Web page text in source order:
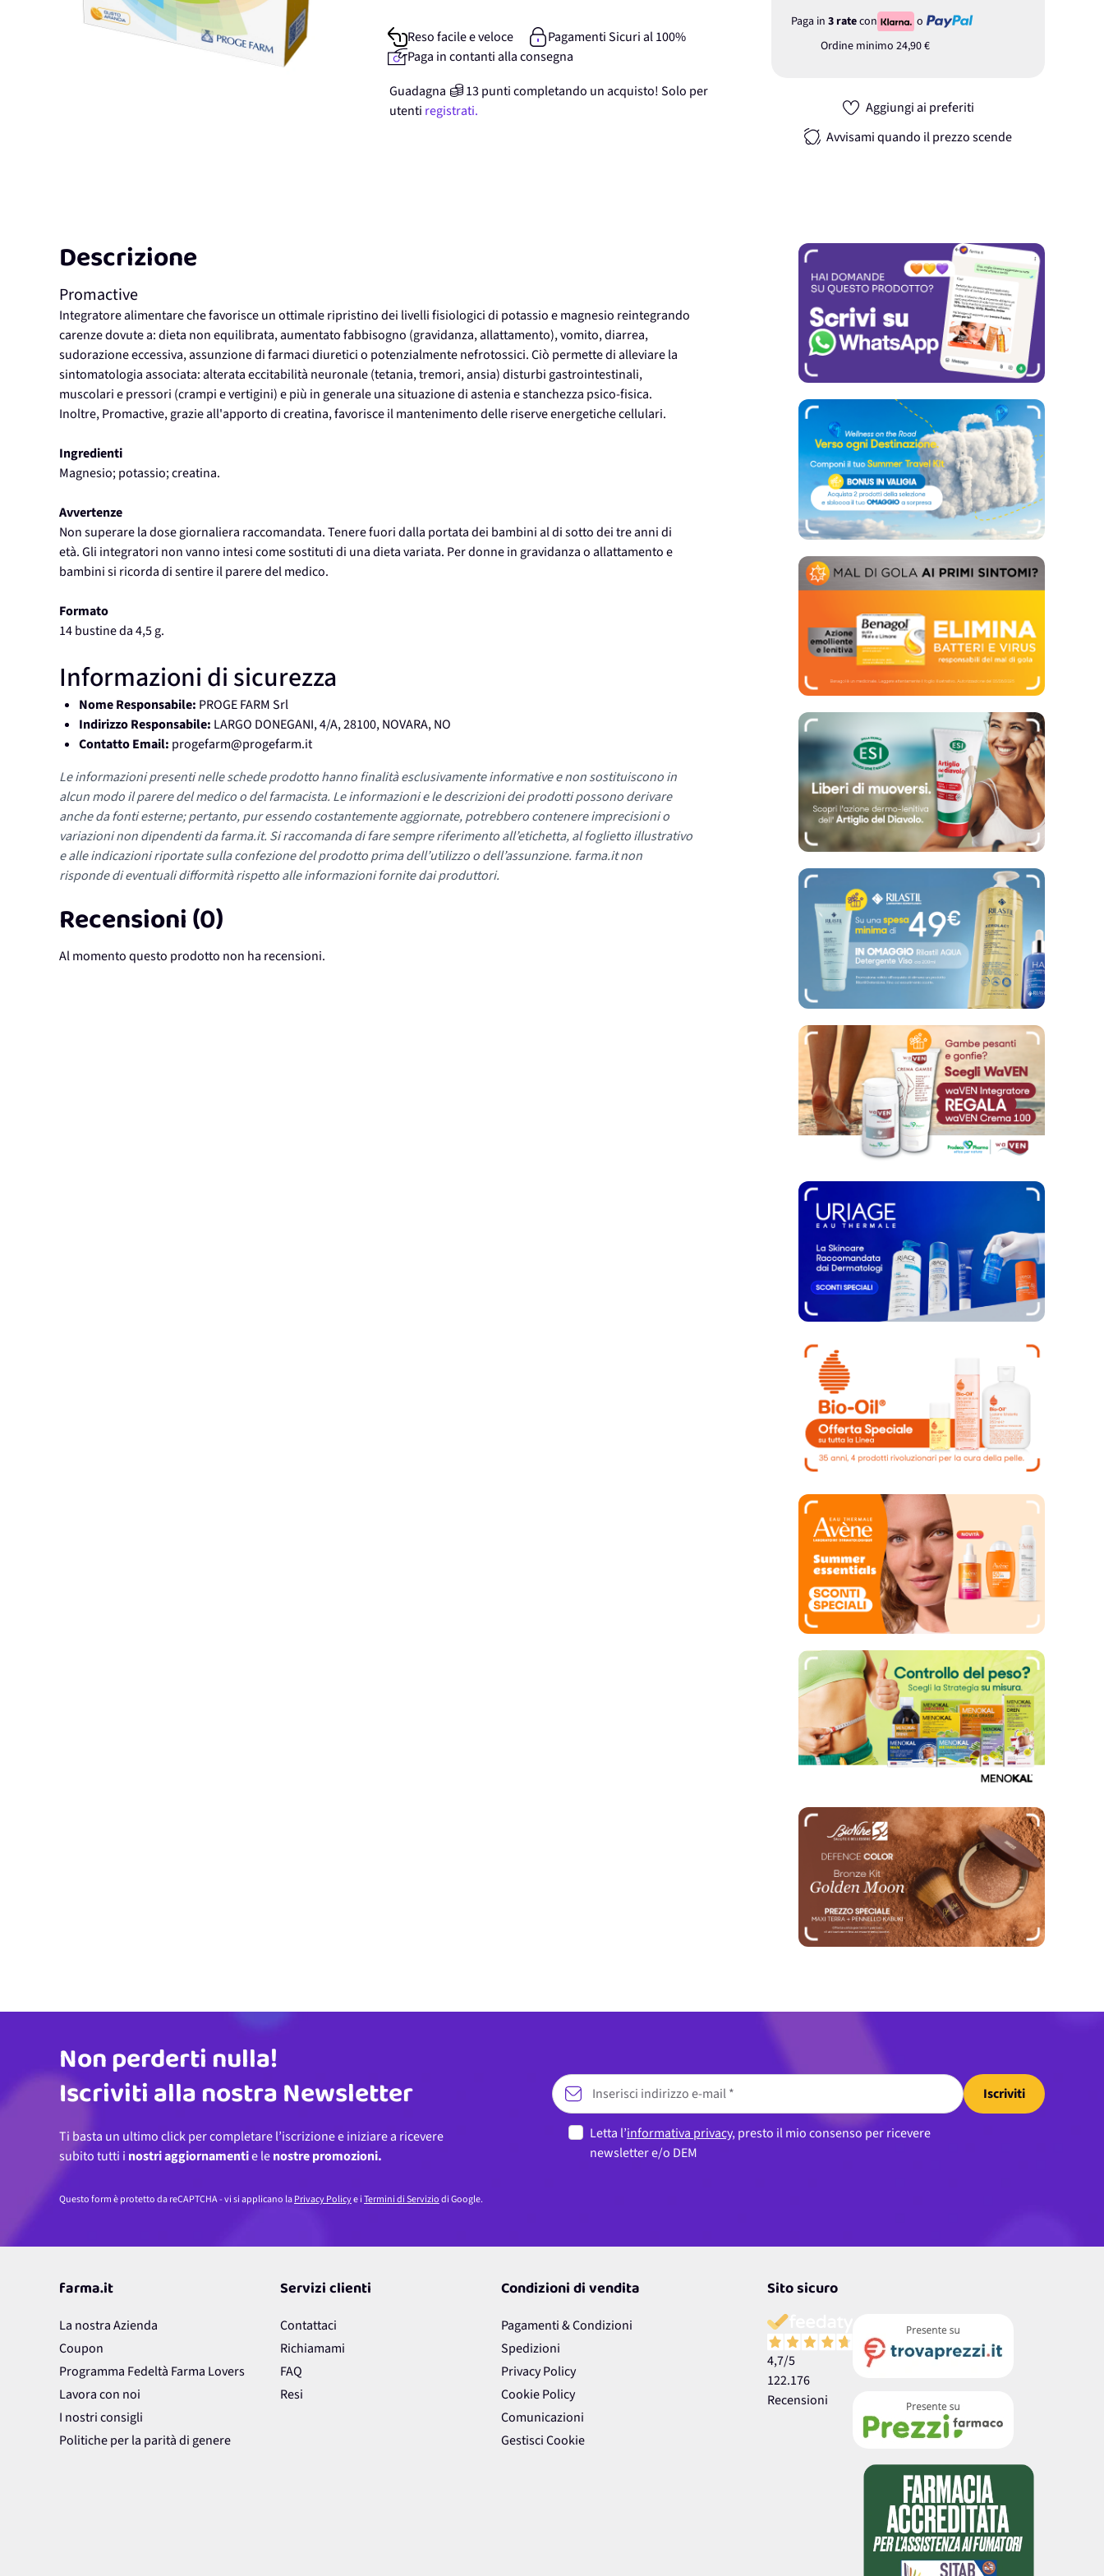
Paga in 3 ratecon
o
Ordine minimo 24,90 €
Aggiungi ai preferiti
Avvisami quando il prezzo scende
Reso facile e veloce
Pagamenti Sicuri al 100%
Paga in contanti alla consegna
Guadagna
13punticompletando un acquisto! Solo per
utenti registrati.
Descrizione
Promactive
Integratore alimentare che favorisce un ottimale ripristino dei livelli fisiologici di potassio e magnesio reintegrando
carenze dovute a: dieta non equilibrata, aumentato fabbisogno (gravidanza, allattamento), vomito, diarrea,
sudorazione eccessiva, assunzione di farmaci diuretici o potenzialmente nefrotossici. Ciò permette di alleviare la
sintomatologia associata: alterata eccitabilità neuronale (tetania, tremori, ansia) disturbi gastrointestinali,
muscolari e pressori (crampi e vertigini) e più in generale una situazione di astenia e stanchezza psico-fisica.
Inoltre, Promactive, grazie all'apporto di creatina, favorisce il mantenimento delle riserve energetiche cellulari.
Ingredienti
Magnesio; potassio; creatina.
Avvertenze
Non superare la dose giornaliera raccomandata. Tenere fuori dalla portata dei bambini al di sotto dei tre anni di
età. Gli integratori non vanno intesi come sostituti di una dieta variata. Per donne in gravidanza o allattamento e
bambini si ricorda di sentire il parere del medico.
Formato
14 bustine da 4,5 g.
Informazioni di sicurezza
Nome Responsabile: PROGE FARM Srl
Indirizzo Responsabile: LARGO DONEGANI, 4/A, 28100, NOVARA, NO
Contatto Email: progefarm@progefarm.it
Le informazioni presenti nelle schede prodotto hanno finalità esclusivamente informative e non sostituiscono in
alcun modo il parere del medico o del farmacista. Le informazioni e le descrizioni dei prodotti possono derivare
anche da fonti esterne; pertanto, pur essendo costantemente aggiornate, potrebbero contenere imprecisioni o
variazioni non dipendenti da farma.it. Si raccomanda di fare sempre riferimento all’etichetta, al foglietto illustrativo
e alle indicazioni riportate sulla confezione del prodotto prima dell’utilizzo o dell’assunzione. farma.it non
risponde di eventuali difformità rispetto alle informazioni fornite dai produttori.
Recensioni (0)
Al momento questo prodotto non ha recensioni.
Indirizzo email
Non perderti nulla!
Iscriviti alla nostra Newsletter
Ti basta un ultimo click per completare l’iscrizione e iniziare a ricevere
subito tutti i nostri aggiornamentie lenostre promozioni.
Iscriviti
Letta l’informativa privacy, presto il mio consenso per ricevere
newsletter e/o DEM
Questo form è protetto da reCAPTCHA - vi si applicano laPrivacy Policye iTermini di Serviziodi Google.
farma.it
La nostra Azienda
Coupon
Programma Fedeltà Farma Lovers
Lavora con noi
I nostri consigli
Politiche per la parità di genere
Servizi clienti
Contattaci
Richiamami
FAQ
Resi
Condizioni di vendita
Pagamenti & Condizioni
Spedizioni
Privacy Policy
Cookie Policy
Comunicazioni
Gestisci Cookie
Sito sicuro
4,7/5
122.176
Recensioni